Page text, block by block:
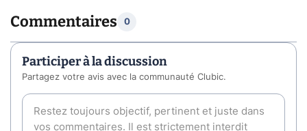
Commentaires 0
Participer à la discussion
Partagez votre avis avec la communauté Clubic.